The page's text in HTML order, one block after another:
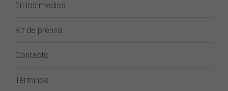
En los medios
Kit de prensa
Contacto
Términos